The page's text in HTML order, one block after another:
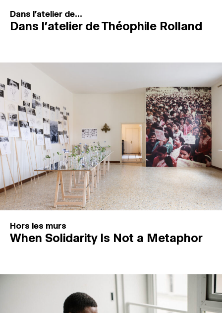
Dans l'atelier de...
Dans l’atelier de Théophile Rolland
Hors les murs
When Solidarity Is Not a Metaphor